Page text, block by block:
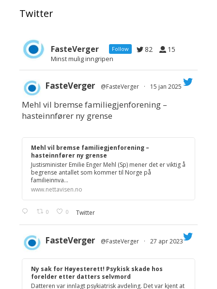
Twitter
FasteVerger Follow 82 15
Minst mulig inngripen
;
FasteVerger @FasteVerger · 15 jan 2025
Mehl vil bremse familiegjenforening –
hasteinnfører ny grense
Mehl vil bremse familiegjenforening –
hasteinnfører ny grense
Justisminister Emilie Enger Mehl (Sp) mener det er viktig å
begrense antallet som kommer til Norge på
familieinnva...
www.nettavisen.no
0 0 Twitter
;
FasteVerger @FasteVerger · 27 apr 2023
Ny sak for Høyesterett! Psykisk skade hos
forelder etter datters selvmord
Datteren var innlagt psykiatrisk avdeling. Det var kjent at